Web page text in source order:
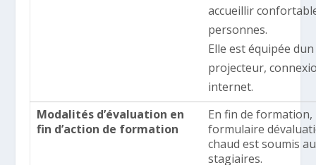
accueillir
personnes.
Elle est équipée
projecteur,
internet.
Modalités d’évaluation en
fin d’action de formation
En fin de formation,
formulaire
chaud est soumis
stagiaires.